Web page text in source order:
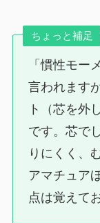
ちょっと補足
「慣性モー
言われます
ト（芯を外
です。芯で
りにくく、
アマチュア
点は覚えて